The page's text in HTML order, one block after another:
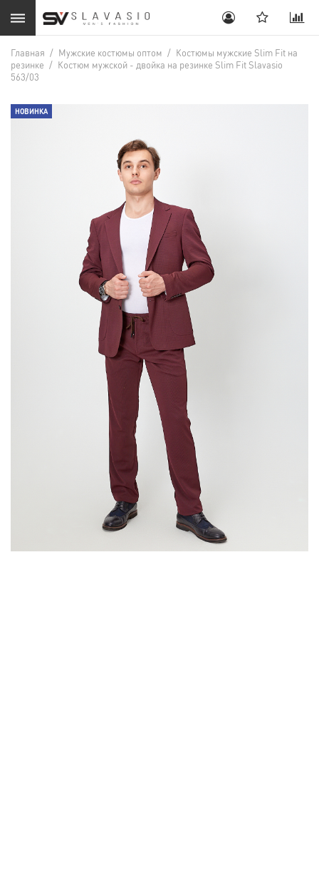
Главная / Мужские костюмы оптом / Костюмы мужские Slim Fit на
резинке / Костюм мужской - двойка на резинке Slim Fit Slavasio
563/03
НОВИНКА